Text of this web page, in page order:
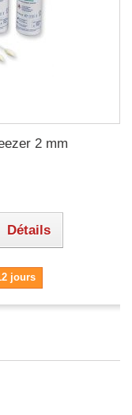
2 mm
Détails
jours